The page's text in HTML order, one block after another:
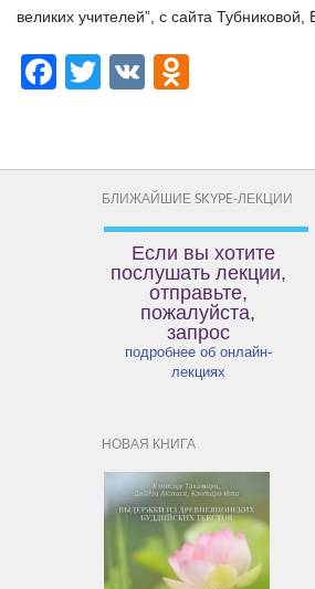
великих учителей”, с сайта Тубниковой,
Facebook
Twitter
VK
БЛИЖАЙШИЕ SKYPE-ЛЕКЦИИ
Если вы хотите
послушать лекции,
отправьте,
пожалуйста,
запрос
подробнее об онлайн-
лекциях
НОВАЯ КНИГА